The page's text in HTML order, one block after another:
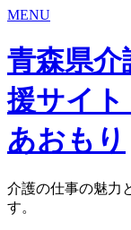
MENU
青森県介
援サイト
あおもり
介護の仕事の魅力
す。